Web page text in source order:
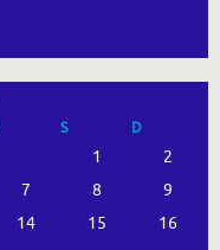
S D
1
2
7 8
9
14 15
16